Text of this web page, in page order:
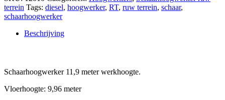
terrein Tags: diesel, hoogwerker, RT, ruw terrein, schaar,
schaarhoogwerker
Beschrijving
Schaarhoogwerker 11,9 meter werkhoogte.
Vloerhoogte: 9,96 meter